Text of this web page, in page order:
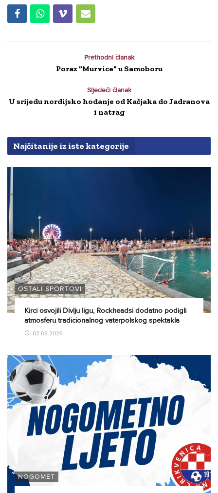
Prethodni članak
Poraz "Murvice" u Samoboru
Sljedeći članak
U srijedu nordijsko hodanje od Kačjaka do Jadranova
i natrag
Najčitanije iz iste kategorije
OSTALI SPORTOVI
Kirci osvojili Divlju ligu, Rockheadsi dodatno podigli
atmosferu tradicionalnog vaterpolskog spektakla
02.08.2026
NOGOMET